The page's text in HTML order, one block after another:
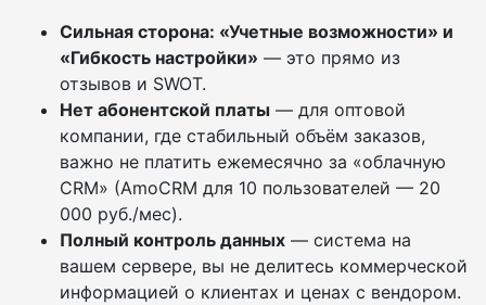
Сильная сторона: «Учетные возможности» и
«Гибкость настройки» — это прямо из
отзывов и SWOT.
Нет абонентской платы — для оптовой
компании, где стабильный объём заказов,
важно не платить ежемесячно за «облачную
CRM» (AmoCRM для 10 пользователей — 20
000 руб./мес).
Полный контроль данных — система на
вашем сервере, вы не делитесь коммерческой
информацией о клиентах и ценах с вендором.